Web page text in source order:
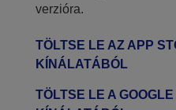
verzióra.
TÖLTSE LE AZ APP
KÍNÁLATÁBÓL
TÖLTSE LE A